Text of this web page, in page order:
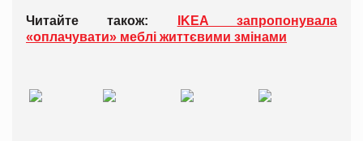
Читайте також:
IKEA запропонувала
«оплачувати» меблі життєвими змінами